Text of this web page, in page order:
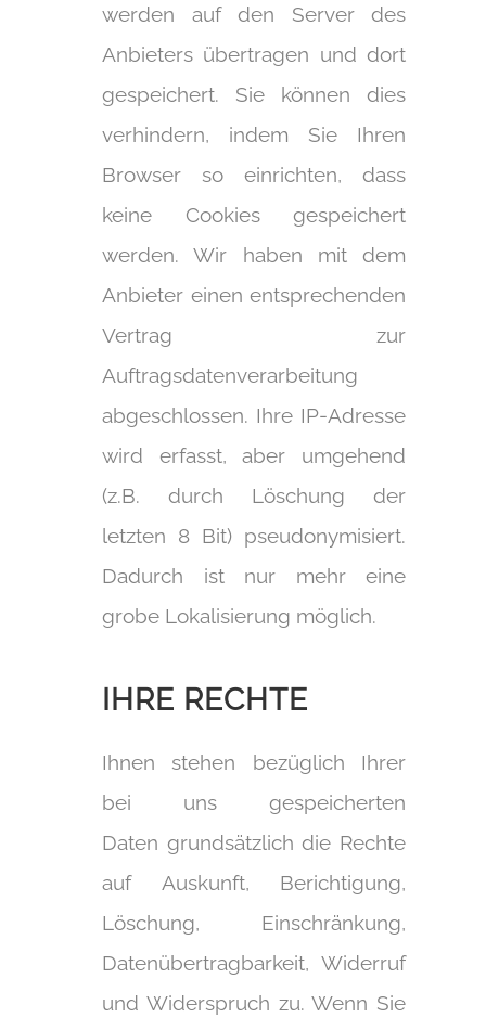
werden auf den Server des
Anbieters übertragen und dort
gespeichert. Sie können dies
verhindern, indem Sie Ihren
Browser so einrichten, dass
keine Cookies gespeichert
werden. Wir haben mit dem
Anbieter einen entsprechenden
Vertrag zur
Auftragsdatenverarbeitung
abgeschlossen. Ihre IP-Adresse
wird erfasst, aber umgehend
(z.B. durch Löschung der
letzten 8 Bit) pseudonymisiert.
Dadurch ist nur mehr eine
grobe Lokalisierung möglich.
IHRE RECHTE
Ihnen stehen bezüglich Ihrer
bei uns gespeicherten
Daten grundsätzlich die Rechte
auf Auskunft, Berichtigung,
Löschung, Einschränkung,
Datenübertragbarkeit, Widerruf
und Widerspruch zu. Wenn Sie